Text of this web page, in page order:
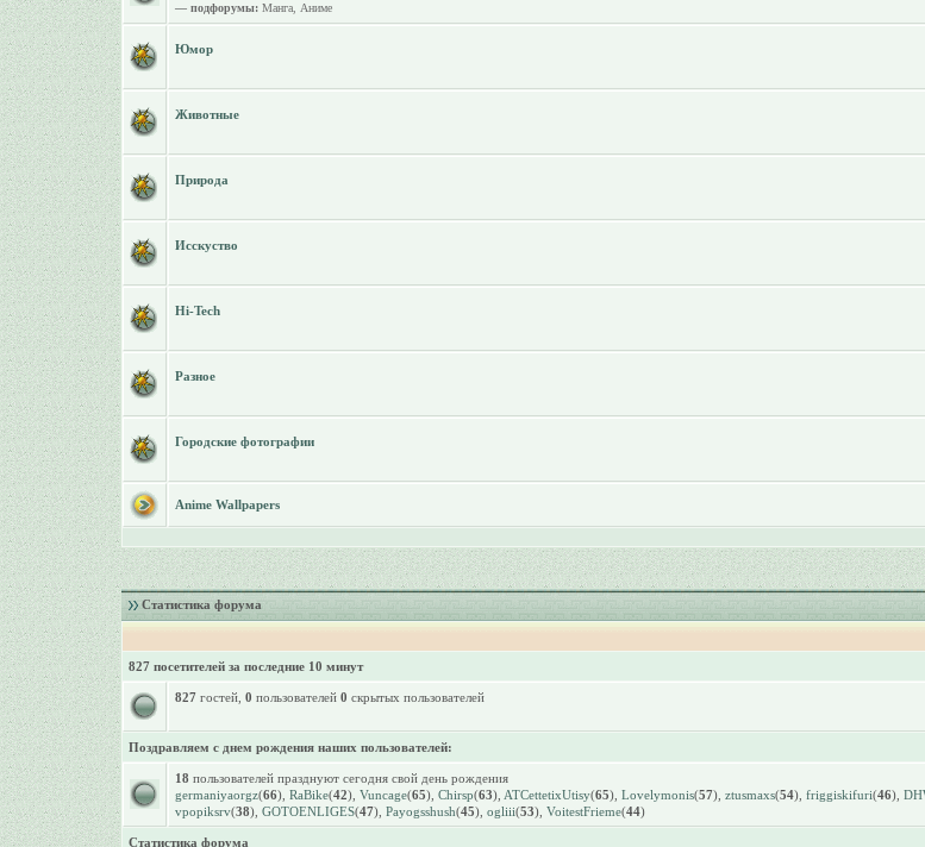
— подфорумы: Манга, Аниме
Юмор
Животные
Природа
Исскуство
Hi-Tech
Разное
Городские фотографии
Anime Wallpapers
Статистика форума
827 посетителей за последние 10 минут
827гостей, 0 пользователей 0 скрытых пользователей
Поздравляем с днем рождения наших пользователей:
18 пользователей празднуют сегодня свой день рождения
germaniyaorgz(66), RaBike(42), Vuncage(65), Chirsp(63), ATCettetixUtisy(65), Lovelymonis(57), ztusmaxs(54), friggiskifuri(46),
vpopiksrv(38), GOTOENLIGES(47), Payogsshush(45), ogliii(53), VoitestFrieme(44)
Статистика форума